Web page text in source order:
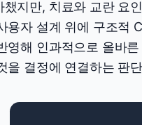
챘지만, 치료와 교란 요
용자 설계 위에 구조적
영해 인과적으로 올바
을 결정에 연결하는 판